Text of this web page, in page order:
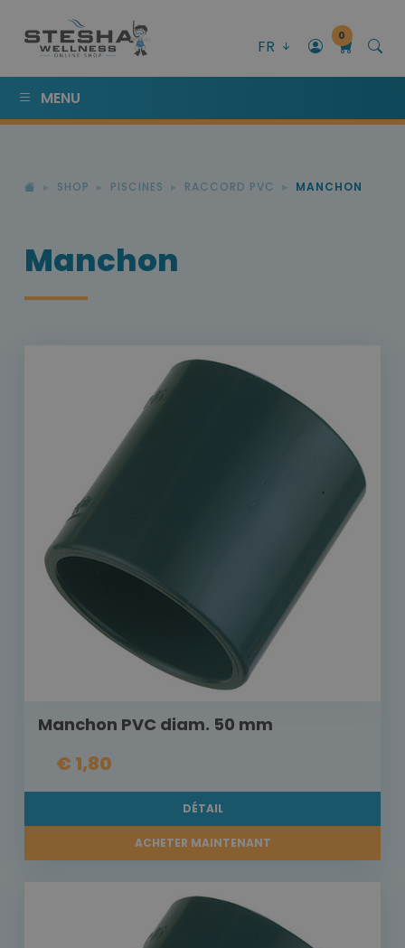
FR
0
MENU
SHOP PISCINES RACCORD PVC MANCHON
Manchon
Manchon PVC diam. 50 mm
€ 1,80
DÉTAIL
ACHETER MAINTENANT